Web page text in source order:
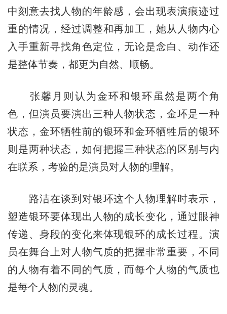
中刻意去找人物的年龄感，会出现表演痕迹过
重的情况，经过调整和再加工，她从人物内心
入手重新寻找角色定位，无论是念白、动作还
是整体节奏，都更为自然、顺畅。
张馨月则认为金环和银环虽然是两个角
色，但演员要演出三种人物状态，金环是一种
状态，金环牺牲前的银环和金环牺牲后的银环
则是两种状态，如何把握三种状态的区别与内
在联系，考验的是演员对人物的理解。
路洁在谈到对银环这个人物理解时表示，
塑造银环要体现出人物的成长变化，通过眼神
传递、身段的变化来体现银环的成长过程。演
员在舞台上对人物气质的把握非常重要，不同
的人物有着不同的气质，而每个人物的气质也
是每个人物的灵魂。